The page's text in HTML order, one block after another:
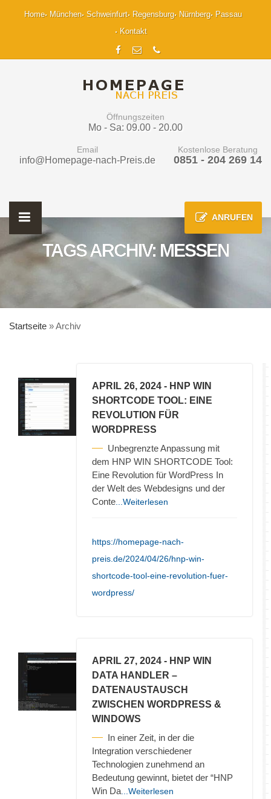
Home München Schweinfurt Regensburg Nürnberg
Passau
Kontakt
Öffnungszeiten
Mo - Sa: 09.00 - 20.00
Email
info@Homepage-nach-Preis.de
Kostenlose Beratung
0851 - 204 269 14
ANRUFEN
TAGS ARCHIV: MESSEN
Startseite »Archiv
APRIL 26, 2024 - HNP WIN
SHORTCODE TOOL: EINE
REVOLUTION FÜR
WORDPRESS
Unbegrenzte Anpassung mit
dem HNP WIN SHORTCODE Tool:
Eine Revolution für WordPress In
der Welt des Webdesigns und der
Conte ...Weiterlesen
https://homepage-nach-
preis.de/2024/04/26/hnp-win-
shortcode-tool-eine-revolution-fuer-
wordpress/
APRIL 27, 2024 - HNP WIN
DATA HANDLER –
DATENAUSTAUSCH
ZWISCHEN WORDPRESS &
WINDOWS
In einer Zeit, in der die
Integration verschiedener
Technologien zunehmend an
Bedeutung gewinnt, bietet der “HNP
Win Da ...Weiterlesen